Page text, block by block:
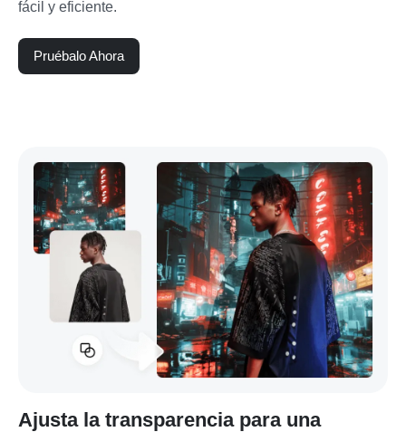
fácil y eficiente.
Pruébalo Ahora
Ajusta la transparencia para una